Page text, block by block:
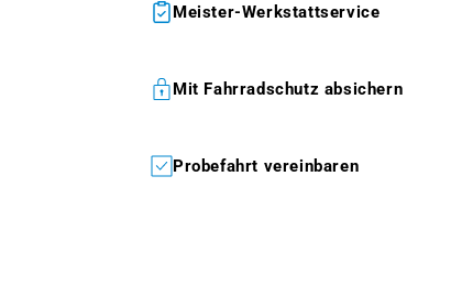
Meister-Werkstattservice
Mit Fahrradschutz absichern
Probefahrt vereinbaren